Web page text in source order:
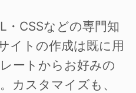
・CSSなどの専門知
イトの作成は既に用
ートからお好みの
カスタマイズも、